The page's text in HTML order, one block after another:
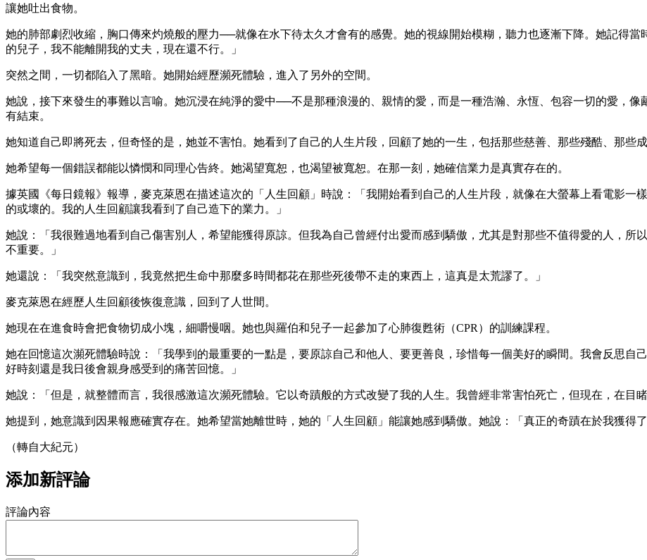
讓她吐出食物。
她的肺部劇烈收縮，胸口傳來灼燒般的壓力──就像在水下待太久才會有的感覺。她的視線開始模糊，聽力也逐漸下降。她記得
的兒子，我不能離開我的丈夫，現在還不行。」
突然之間，一切都陷入了黑暗。她開始經歷瀕死體驗，進入了另外的空間。
她說，接下來發生的事難以言喻。她沉浸在純淨的愛中──不是那種浪漫的、親情的愛，而是一種浩瀚、永恆、包容一切的愛，
有結束。
她知道自己即將死去，但奇怪的是，她並不害怕。她看到了自己的人生片段，回顧了她的一生，包括那些慈善、那些殘酷、那些
她希望每一個錯誤都能以憐憫和同理心告終。她渴望寬恕，也渴望被寬恕。在那一刻，她確信業力是真實存在的。
據英國《每日鏡報》報導，麥克萊恩在描述這次的「人生回顧」時說：「我開始看到自己的人生片段，就像在大螢幕上看電影一
的或壞的。我的人生回顧讓我看到了自己造下的業力。」
她說：「我很難過地看到自己傷害別人，希望能獲得原諒。但我為自己曾經付出愛而感到驕傲，尤其是對那些不值得愛的人，所
不重要。」
她還說：「我突然意識到，我竟然把生命中那麼多時間都花在那些死後帶不走的東西上，這真是太荒謬了。」
麥克萊恩在經歷人生回顧後恢復意識，回到了人世間。
她現在在進食時會把食物切成小塊，細嚼慢咽。她也與羅伯和兒子一起參加了心肺復甦術（CPR）的訓練課程。
她在回憶這次瀕死體驗時說：「我學到的最重要的一點是，要原諒自己和他人、要更善良，珍惜每一個美好的瞬間。我會反思自
好時刻還是我日後會親身感受到的痛苦回憶。」
她說：「但是，就整體而言，我很感激這次瀕死體驗。它以奇蹟般的方式改變了我的人生。我曾經非常害怕死亡，但現在，在目
她提到，她意識到因果報應確實存在。她希望當她離世時，她的「人生回顧」能讓她感到驕傲。她說：「真正的奇蹟在於我獲得了
（轉自大紀元）
添加新評論
評論內容